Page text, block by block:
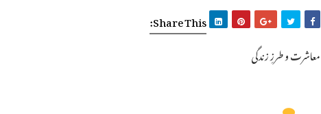
Share This:
معاشرت و طرزِ زندگی